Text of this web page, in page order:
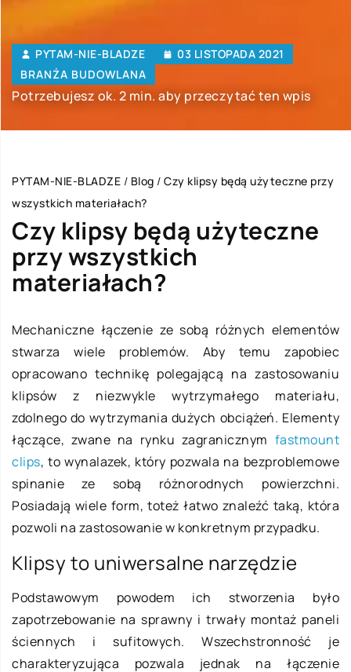
PYTAM-NIE-BLADZE
03 LISTOPADA 2021
BRANŻA BUDOWLANA
Potrzebujesz ok. 2 min. aby przeczytać ten wpis
PYTAM-NIE-BLADZE / Blog / Czy klipsy będą użyteczne przy
wszystkich materiałach?
Czy klipsy będą użyteczne
przy wszystkich
materiałach?
Mechaniczne łączenie ze sobą różnych elementów
stwarza wiele problemów. Aby temu zapobiec
opracowano technikę polegającą na zastosowaniu
klipsów z niezwykle wytrzymałego materiału,
zdolnego do wytrzymania dużych obciążeń. Elementy
łączące, zwane na rynku zagranicznym fastmount
clips, to wynalazek, który pozwala na bezproblemowe
spinanie ze sobą różnorodnych powierzchni.
Posiadają wiele form, toteż łatwo znaleźć taką, która
pozwoli na zastosowanie w konkretnym przypadku.
Klipsy to uniwersalne narzędzie
Podstawowym powodem ich stworzenia było
zapotrzebowanie na sprawny i trwały montaż paneli
ściennych i sufitowych. Wszechstronność je
charakteryzująca pozwala jednak na łączenie